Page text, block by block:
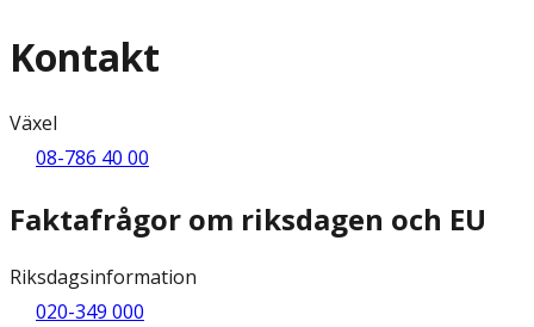
Kontakt
Växel
08-786 40 00
Faktafrågor om riksdagen och EU
Riksdagsinformation
020-349 000